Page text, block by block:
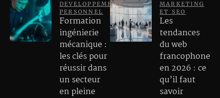
DEVELOPPEMENT
PERSONNEL
Formation
ingénierie
mécanique :
les clés pour
réussir dans
un secteur
en pleine
MARKETING
ET SEO
Les
tendances
du web
francophone
en 2026 : ce
qu’il faut
savoir